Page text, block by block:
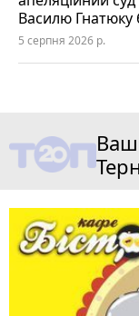
Василю Гнатюку
5 серпня 2026 р.